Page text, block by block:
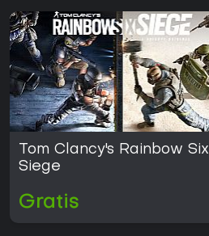
Tom Clancy's Rainbow Six
Siege
Gratis